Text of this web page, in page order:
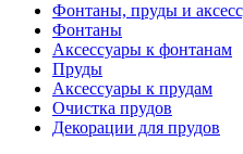
Фонтаны, пруды и
Фонтаны
Аксессуары к фонтанам
Пруды
Аксессуары к прудам
Очистка прудов
Декорации для прудов